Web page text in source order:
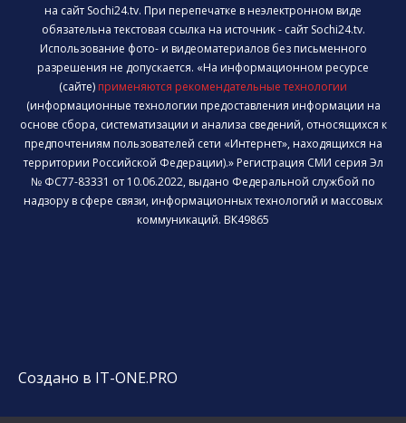
на сайт Sochi24.tv. При перепечатке в неэлектронном виде
обязательна текстовая ссылка на источник - сайт Sochi24.tv.
Использование фото- и видеоматериалов без письменного
разрешения не допускается. «На информационном ресурсе
(сайте) применяются рекомендательные технологии
(информационные технологии предоставления информации на
основе сбора, систематизации и анализа сведений, относящихся к
предпочтениям пользователей сети «Интернет», находящихся на
территории Российской Федерации).» Регистрация СМИ серия Эл
№ ФС77-83331 от 10.06.2022, выдано Федеральной службой по
надзору в сфере связи, информационных технологий и массовых
коммуникаций. ВК49865
Создано в IT-ONE.PRO